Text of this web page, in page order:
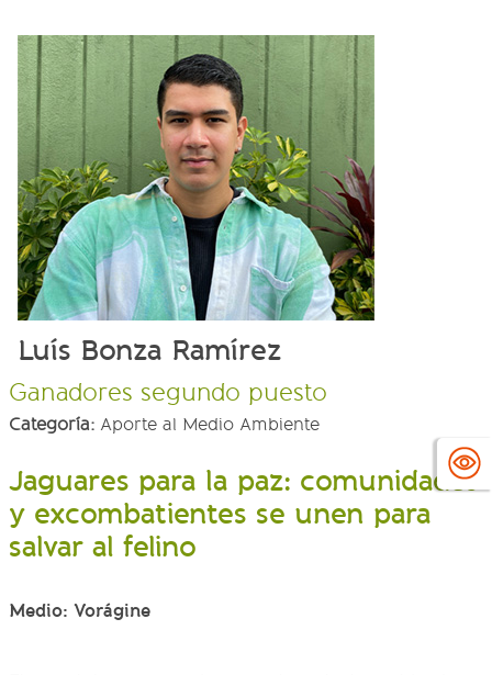
Luís Bonza Ramírez
Ganadores segundo puesto
Categoría: Aporte al Medio Ambiente
Jaguares para la paz: comunidades
y excombatientes se unen para
salvar al felino
Medio: Vorágine